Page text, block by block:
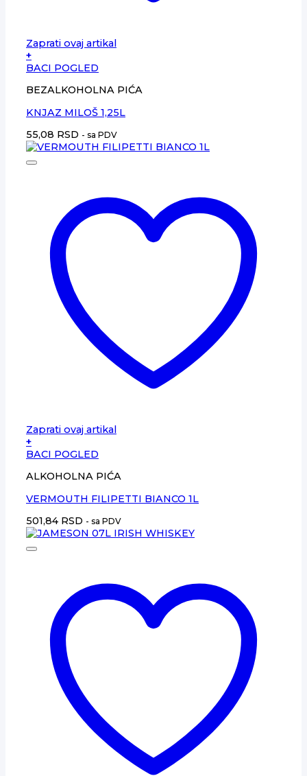
Zaprati ovaj artikal
+
BACI POGLED
BEZALKOHOLNA PIĆA
KNJAZ MILOŠ 1,25L
55,08 RSD - sa PDV
Zaprati ovaj artikal
+
BACI POGLED
ALKOHOLNA PIĆA
VERMOUTH FILIPETTI BIANCO 1L
501,84 RSD - sa PDV